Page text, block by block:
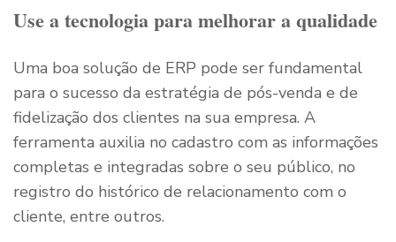
Use a tecnologia para melhorar a qualidade
Uma boa solução de ERP pode ser fundamental
para o sucesso da estratégia de pós-venda e de
fidelização dos clientes na sua empresa. A
ferramenta auxilia no cadastro com as informações
completas e integradas sobre o seu público, no
registro do histórico de relacionamento com o
cliente, entre outros.